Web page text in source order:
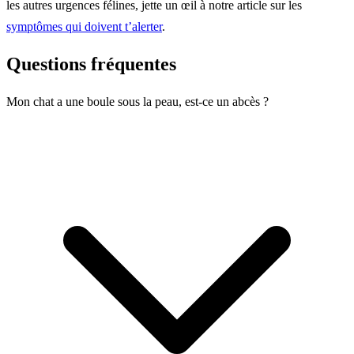
les autres urgences félines, jette un œil à notre article sur les
symptômes qui doivent t’alerter.
Questions fréquentes
Mon chat a une boule sous la peau, est-ce un abcès ?